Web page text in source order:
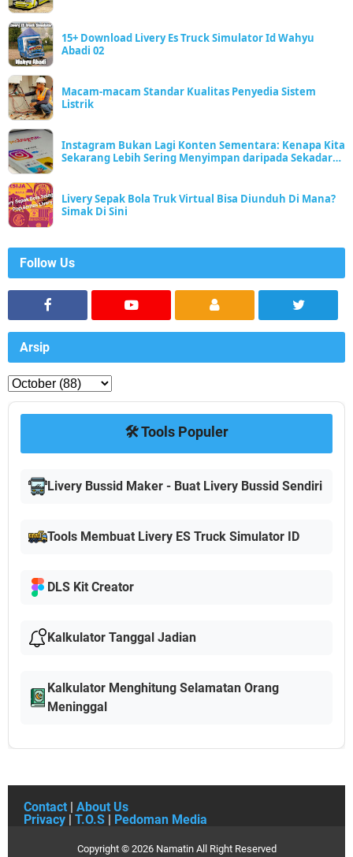
15+ Download Livery Es Truck Simulator Id Wahyu
Abadi 02
Macam-macam Standar Kualitas Penyedia Sistem
Listrik
Instagram Bukan Lagi Konten Sementara: Kenapa Kita
Sekarang Lebih Sering Menyimpan daripada Sekadar
Livery Sepak Bola Truk Virtual Bisa Diunduh Di Mana?
Simak Di Sini
Follow Us
Arsip
🛠️ Tools Populer
Livery Bussid Maker - Buat Livery Bussid Sendiri
Tools Membuat Livery ES Truck Simulator ID
DLS Kit Creator
Kalkulator Tanggal Jadian
Kalkulator Menghitung Selamatan Orang
Meninggal
Contact | About Us
Privacy | T.O.S | Pedoman Media
Copyright © 2026 NamatinAll Right Reserved